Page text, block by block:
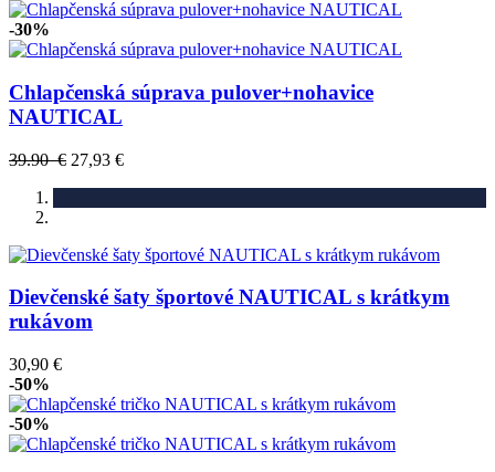
-30%
Chlapčenská súprava pulover+nohavice
NAUTICAL
39.90 € 27,93 €
Dievčenské šaty športové NAUTICAL s krátkym
rukávom
30,90 €
-50%
-50%